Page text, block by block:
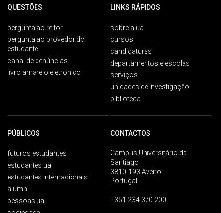
QUESTÕES
pergunta ao reitor
pergunta ao provedor do
estudante
canal de denúncias
livro amarelo eletrónico
LINKS RÁPIDOS
sobre a ua
cursos
candidaturas
departamentos e escolas
serviços
unidades de investigação
biblioteca
PÚBLICOS
futuros estudantes
estudantes ua
estudantes internacionais
alumni
pessoas ua
CONTACTOS
Campus Universitário de
Santiago
3810-193 Aveiro
Portugal
+351 234 370 200